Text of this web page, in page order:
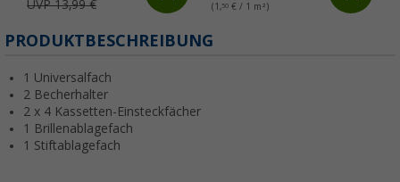
UVP 13,99 € (1,50€ / 1 m²)
PRODUKTBESCHREIBUNG
1 Universalfach
2 Becherhalter
2 x 4 Kassetten-Einsteckfächer
1 Brillenablagefach
1 Stiftablagefach